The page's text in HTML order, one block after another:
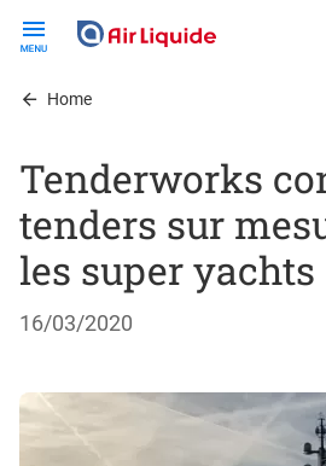
contentHome
Tenderworks
tenders sur
les super yachts
16/03/2020